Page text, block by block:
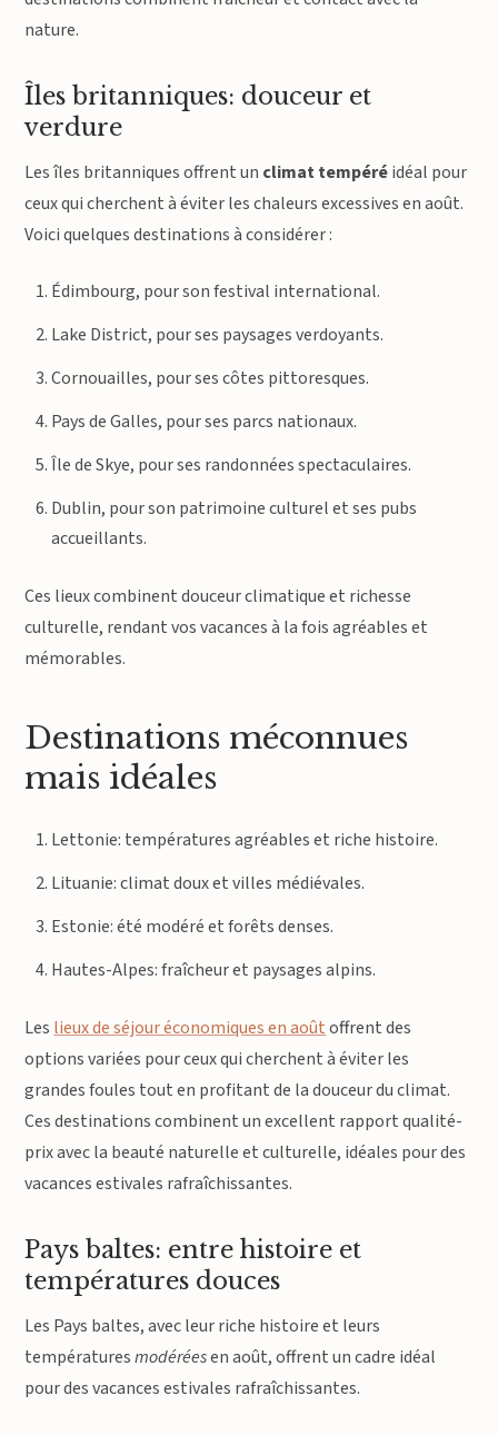
nature.
Îles britanniques: douceur et
verdure
Les îles britanniques offrent un climat tempéréidéal pour
ceux qui cherchent à éviter les chaleurs excessives en août.
Voici quelques destinations à considérer :
Édimbourg, pour son festival international.
Lake District, pour ses paysages verdoyants.
Cornouailles, pour ses côtes pittoresques.
Pays de Galles, pour ses parcs nationaux.
Île de Skye, pour ses randonnées spectaculaires.
Dublin, pour son patrimoine culturel et ses pubs
accueillants.
Ces lieux combinent douceur climatique et richesse
culturelle, rendant vos vacances à la fois agréables et
mémorables.
Destinations méconnues
mais idéales
Lettonie: températures agréables et riche histoire.
Lituanie: climat doux et villes médiévales.
Estonie: été modéré et forêts denses.
Hautes-Alpes: fraîcheur et paysages alpins.
Les lieux de séjour économiques en aoûtoffrent des
options variées pour ceux qui cherchent à éviter les
grandes foules tout en profitant de la douceur du climat.
Ces destinations combinent un excellent rapport qualité-
prix avec la beauté naturelle et culturelle, idéales pour des
vacances estivales rafraîchissantes.
Pays baltes: entre histoire et
températures douces
Les Pays baltes, avec leur riche histoire et leurs
températuresmodéréesen août, offrent un cadre idéal
pour des vacances estivales rafraîchissantes.